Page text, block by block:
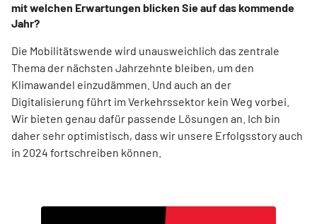
mit welchen Erwartungen blicken Sie auf das kommende
Jahr?
Die Mobilitätswende wird unausweichlich das zentrale
Thema der nächsten Jahrzehnte bleiben, um den
Klimawandel einzudämmen. Und auch an der
Digitalisierung führt im Verkehrssektor kein Weg vorbei.
Wir bieten genau dafür passende Lösungen an. Ich bin
daher sehr optimistisch, dass wir unsere Erfolgsstory auch
in 2024 fortschreiben können.